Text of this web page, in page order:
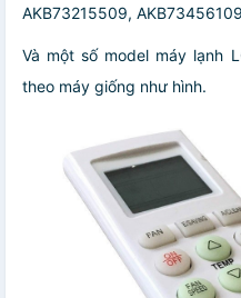
AKB73215509,
Và một số model máy lạnh
theo máy giống như hình.